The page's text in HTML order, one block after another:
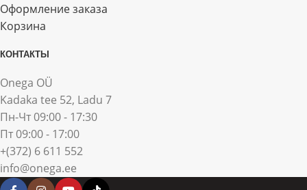
Оформление заказа
Корзина
КОНТАКТЫ
Onega OÜ
Kadaka tee 52, Ladu 7
Пн-Чт 09:00 - 17:30
Пт 09:00 - 17:00
+(372) 6 611 552
info@onega.ee